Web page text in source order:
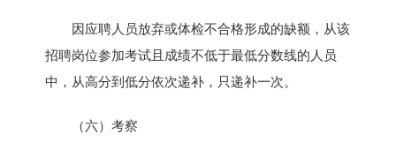
因应聘人员放弃或体检不合格形成的缺额，从该
招聘岗位参加考试且成绩不低于最低分数线的人员
中，从高分到低分依次递补，只递补一次。
（六）考察